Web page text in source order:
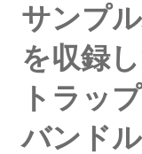
サンプ
を収録
トラッ
バンド